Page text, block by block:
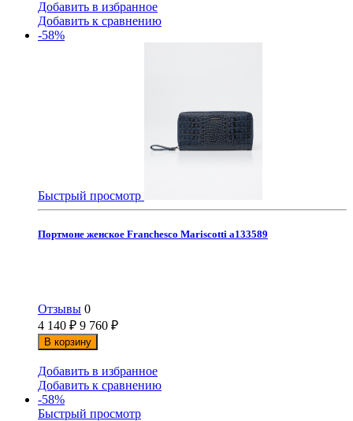
Добавить в избранное
Добавить к сравнению
-58%
Быстрый просмотр
Портмоне женское Franchesco Mariscotti а133589
Отзывы 0
4 140 ₽ 9 760 ₽
В корзину
Добавить в избранное
Добавить к сравнению
-58%
Быстрый просмотр